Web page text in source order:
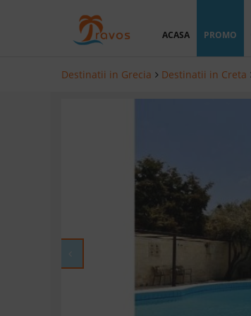
ACASA PROMO
Destinatii in Grecia Destinatii in Creta